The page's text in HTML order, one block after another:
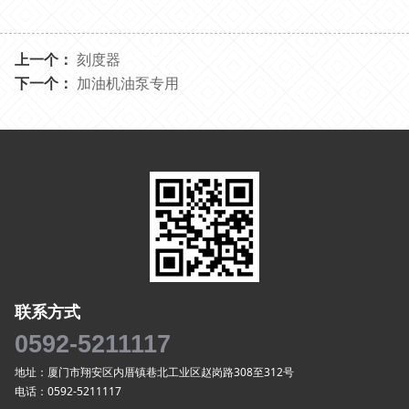
上一个： 刻度器
下一个： 加油机油泵专用
联系方式
0592-5211117
地址：厦门市翔安区内厝镇巷北工业区赵岗路308至312号
电话：0592-5211117